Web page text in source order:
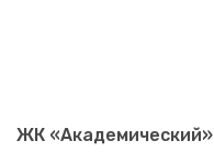
ЖК «Академический»